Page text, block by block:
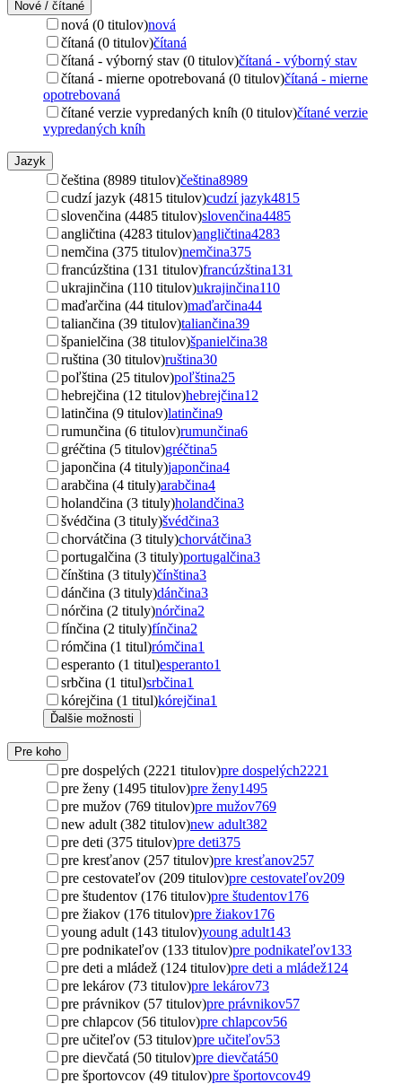
Nové / čítané
nová (0 titulov)nová
čítaná (0 titulov)čítaná
čítaná - výborný stav (0 titulov)čítaná - výborný stav
čítaná - mierne opotrebovaná (0 titulov)čítaná - mierne
opotrebovaná
čítané verzie vypredaných kníh (0 titulov)čítané verzie
vypredaných kníh
Jazyk
čeština (8989 titulov)čeština8989
cudzí jazyk (4815 titulov)cudzí jazyk4815
slovenčina (4485 titulov)slovenčina4485
angličtina (4283 titulov)angličtina4283
nemčina (375 titulov)nemčina375
francúzština (131 titulov)francúzština131
ukrajinčina (110 titulov)ukrajinčina110
maďarčina (44 titulov)maďarčina44
taliančina (39 titulov)taliančina39
španielčina (38 titulov)španielčina38
ruština (30 titulov)ruština30
poľština (25 titulov)poľština25
hebrejčina (12 titulov)hebrejčina12
latinčina (9 titulov)latinčina9
rumunčina (6 titulov)rumunčina6
gréčtina (5 titulov)gréčtina5
japončina (4 tituly)japončina4
arabčina (4 tituly)arabčina4
holandčina (3 tituly)holandčina3
švédčina (3 tituly)švédčina3
chorvátčina (3 tituly)chorvátčina3
portugalčina (3 tituly)portugalčina3
čínština (3 tituly)čínština3
dánčina (3 tituly)dánčina3
nórčina (2 tituly)nórčina2
fínčina (2 tituly)fínčina2
rómčina (1 titul)rómčina1
esperanto (1 titul)esperanto1
srbčina (1 titul)srbčina1
kórejčina (1 titul)kórejčina1
Ďalšie možnosti
Pre koho
pre dospelých (2221 titulov)pre dospelých2221
pre ženy (1495 titulov)pre ženy1495
pre mužov (769 titulov)pre mužov769
new adult (382 titulov)new adult382
pre deti (375 titulov)pre deti375
pre kresťanov (257 titulov)pre kresťanov257
pre cestovateľov (209 titulov)pre cestovateľov209
pre študentov (176 titulov)pre študentov176
pre žiakov (176 titulov)pre žiakov176
young adult (143 titulov)young adult143
pre podnikateľov (133 titulov)pre podnikateľov133
pre deti a mládež (124 titulov)pre deti a mládež124
pre lekárov (73 titulov)pre lekárov73
pre právnikov (57 titulov)pre právnikov57
pre chlapcov (56 titulov)pre chlapcov56
pre učiteľov (53 titulov)pre učiteľov53
pre dievčatá (50 titulov)pre dievčatá50
pre športovcov (49 titulov)pre športovcov49